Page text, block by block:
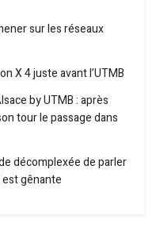
sur les réseaux
X 4 juste avant l’UTMB
by UTMB : après
tour le passage dans
décomplexée de parler
gênante